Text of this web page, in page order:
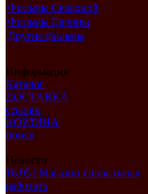
Фильмы Северной
Америки
Фильмы Европы
Другие фильмы
Информация
Каталог
ДОСТАВКА
ссылки
КОРЗИНА
поиск
Новости
16.05 | Магазин снова начал
работать